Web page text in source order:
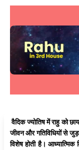
वैदिक ज्योतिष में राहु को
जीवन और गतिविधियों से
विशेष होती है।